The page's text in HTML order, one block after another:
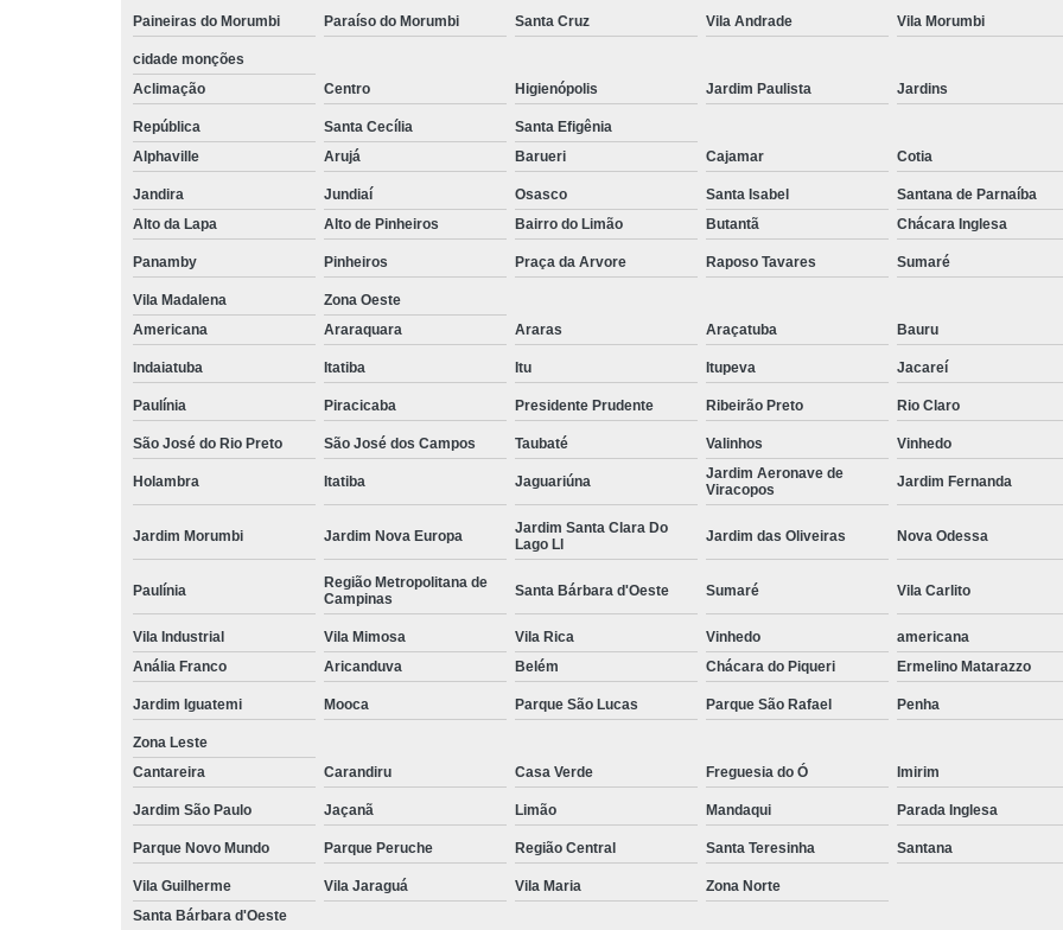
Dobra Chapa de Alumínio
Dobra de Chapa de Ferro
Dobra de Tubo Redondo
Dobra Tubo com Maçarico
Dobra Tubo Quadrado
Empresa de Corte a Laser
Empresa de Corte a Laser Chapa
Empresa de Corte a Laser
Empresa de Corte e Dobra
Empresa de Corte e Dobra de
Guarda Corpo com Aço
Guarda Corpo de Tubo
Guarda Corpo em Aço Tipo
Guarda Corpo Tipo Aço Carbono
Guarda Corpo Tubo Carbono
Guarda Corpo de
Guarda Corpo em Aço
Guarda Corpo em Tubo de Ferro
Paineiras do Morumbi Paraíso do Morumbi Santa Cruz Vila Andrade Vila Morumbi
cidade monções
Aclimação
Centro Higienópolis Jardim Paulista Jardins
República Santa Cecília
Santa Efigênia
Alphaville
Arujá Barueri Cajamar Cotia
Jandira Jundiaí Osasco Santa Isabel Santana de Parnaíba
Alto da Lapa
Alto de Pinheiros Bairro do Limão Butantã Chácara Inglesa
Panamby Pinheiros Praça da Arvore Raposo Tavares Sumaré
Vila Madalena
Zona Oeste
Americana
Araraquara Araras Araçatuba Bauru
Indaiatuba Itatiba Itu Itupeva Jacareí
Paulínia Piracicaba Presidente Prudente Ribeirão Preto Rio Claro
São José do Rio Preto São José dos Campos Taubaté Valinhos Vinhedo
Holambra Itatiba Jaguariúna
Jardim Aeronave de
Viracopos
Jardim Fernanda
Jardim Morumbi Jardim Nova Europa
Jardim Santa Clara Do
Lago Ll
Jardim das Oliveiras Nova Odessa
Paulínia
Região Metropolitana de
Campinas
Santa Bárbara d'Oeste Sumaré Vila Carlito
Vila Industrial Vila Mimosa Vila Rica Vinhedo
americana
Anália Franco
Aricanduva Belém Chácara do Piqueri Ermelino Matarazzo
Jardim Iguatemi Mooca Parque São Lucas Parque São Rafael Penha
Zona Leste
Cantareira
Carandiru Casa Verde Freguesia do Ó Imirim
Jardim São Paulo Jaçanã Limão Mandaqui Parada Inglesa
Parque Novo Mundo Parque Peruche Região Central Santa Teresinha Santana
Vila Guilherme Vila Jaraguá Vila Maria
Zona Norte
Santa Bárbara d'Oeste